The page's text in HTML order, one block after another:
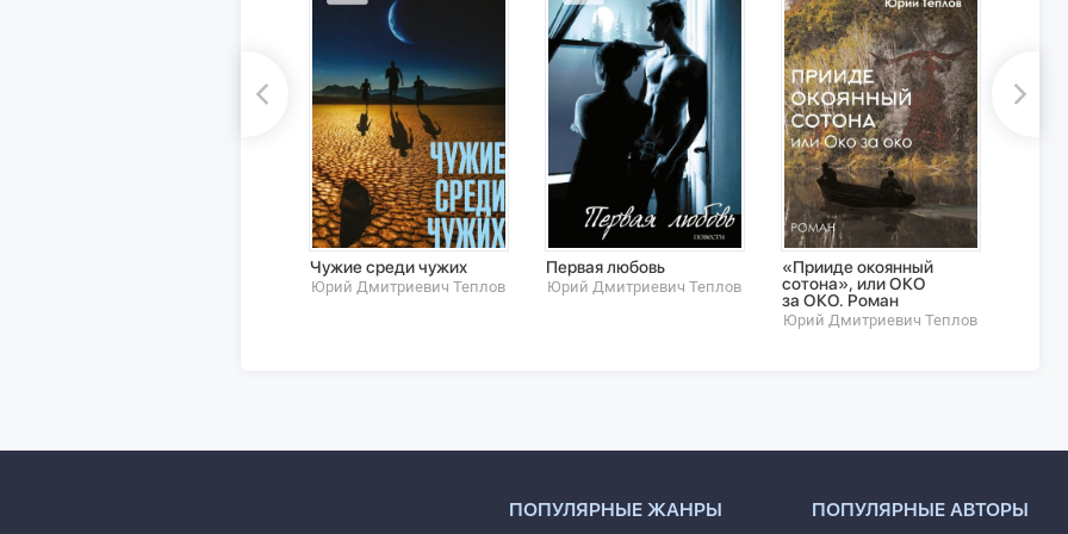
Чужие среди чужих
Юрий Дмитриевич Теплов
Первая любовь
Юрий Дмитриевич Теплов
«Прииде окоянный
сотона», или ОКО
за ОКО. Роман
Юрий Дмитриевич Теплов
ПОПУЛЯРНЫЕ ЖАНРЫ ПОПУЛЯРНЫЕ АВТОРЫ